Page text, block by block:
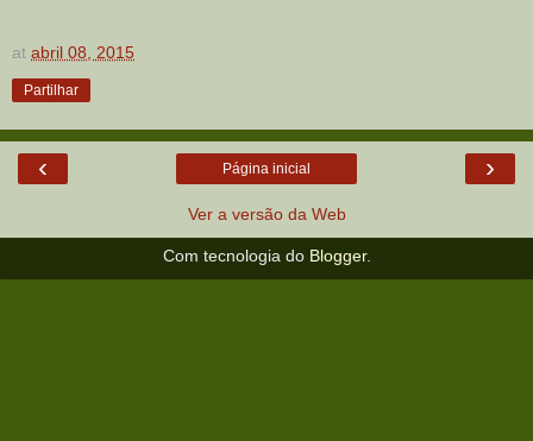
at abril 08, 2015
Partilhar
‹ ›
Página inicial
Ver a versão da Web
Com tecnologia do Blogger.